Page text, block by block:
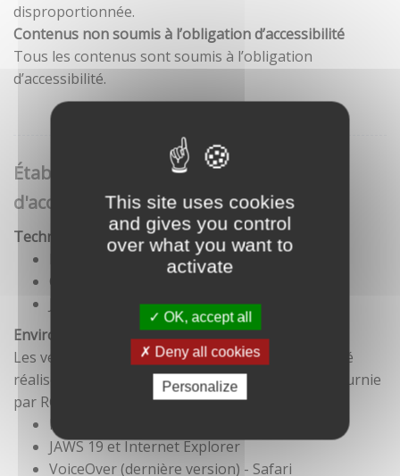
This site uses cookies
and gives you control
over what you want to
activate
OK, accept all
Deny all cookies
Personalize
disproportionnée.
Contenus non soumis à l’obligation d’accessibilité
Tous les contenus sont soumis à l’obligation
d’accessibilité.
Établissement de cette déclaration
d'accessibilité
Technologies utilisées pour la réalisation du site
CSS
Environnement de test
Les vérifications de restitution de contenus ont été
réalisées conformément à la base de référence fournie
par RGAA 3.
Firefox et NVDA
JAWS 19 et Internet Explorer
VoiceOver (dernière version) - Safari